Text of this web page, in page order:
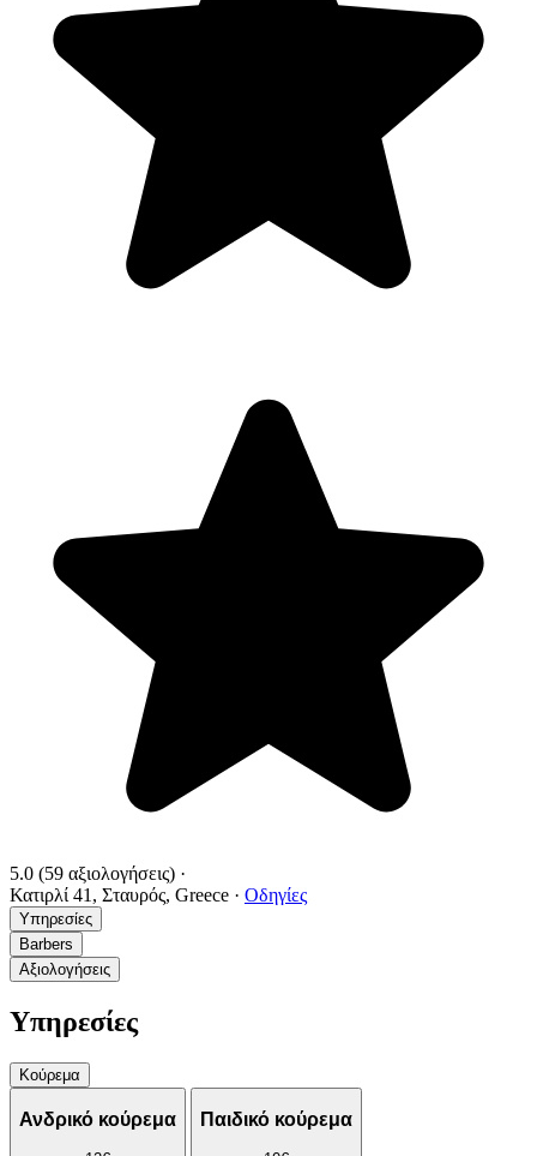
5.0 (59 αξιολογήσεις) ·
Κατιρλί 41, Σταυρός, Greece · Οδηγίες
Υπηρεσίες
Barbers
Αξιολογήσεις
Υπηρεσίες
Κούρεμα
Ανδρικό κούρεμα Παιδικό κούρεμα